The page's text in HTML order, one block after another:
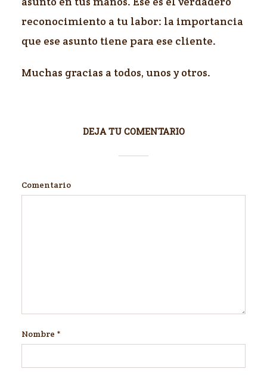
reconocimiento a tu labor: la importancia
que ese asunto tiene para ese cliente.
Muchas gracias a todos, unos y otros.
DEJA TU COMENTARIO
Comentario
Nombre *